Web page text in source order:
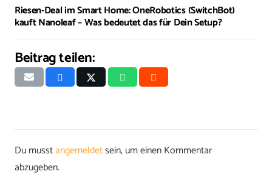
Riesen-Deal im Smart Home: OneRobotics (SwitchBot)
kauft Nanoleaf – Was bedeutet das für Dein Setup?
Beitrag teilen:
Du musstangemeldetsein, um einen Kommentar
abzugeben.